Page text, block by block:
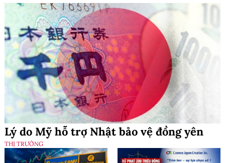
Lý do Mỹ hỗ trợ Nhật bảo vệ đồng yên
THỊ TRƯỜNG